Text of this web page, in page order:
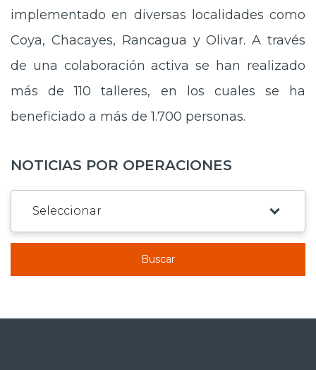
implementado en diversas localidades como
Coya, Chacayes, Rancagua y Olivar. A través
de una colaboración activa se han realizado
más de 110 talleres, en los cuales se ha
beneficiado a más de 1.700 personas.
NOTICIAS POR OPERACIONES
Buscar